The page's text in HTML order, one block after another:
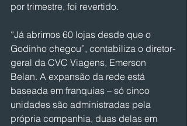
por trimestre, foi revertido.
“Já abrimos 60 lojas desde que o
Godinho chegou”, contabiliza o diretor-
geral da CVC Viagens, Emerson
Belan. A expansão da rede está
baseada em franquias – só cinco
unidades são administradas pela
própria companhia, duas delas em